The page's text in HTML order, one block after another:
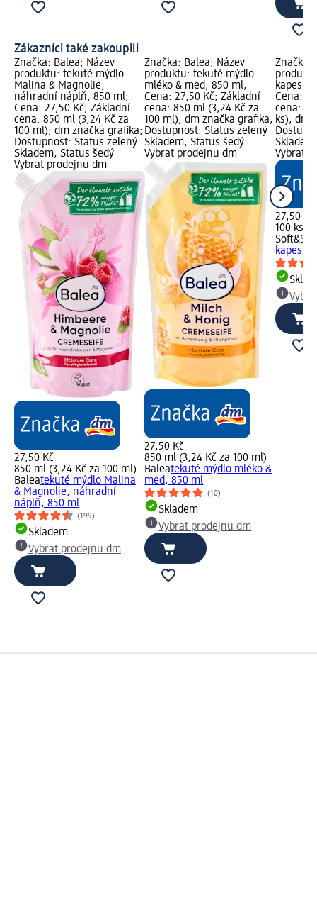
Zákazníci také zakoupili
Značka: Balea; Název
produktu: tekuté mýdlo
Malina & Magnolie,
náhradní náplň, 850 ml;
Cena: 27,50 Kč; Základní
cena: 850 ml (3,24 Kč za
100 ml); dm značka grafika;
Dostupnost: Status zelený
Skladem, Status šedý
Vybrat prodejnu dm
27,50 Kč
850 ml (3,24 Kč za 100 ml)
Baleatekuté mýdlo Malina
& Magnolie, náhradní
náplň, 850 ml
(199)
Skladem
Vybrat prodejnu dm
Značka: Balea; Název
produktu: tekuté mýdlo
mléko & med, 850 ml;
Cena: 27,50 Kč; Základní
cena: 850 ml (3,24 Kč za
100 ml); dm značka grafika;
Dostupnost: Status zelený
Skladem, Status šedý
Vybrat prodejnu dm
27,50 Kč
850 ml (3,24 Kč za 100 ml)
Baleatekuté mýdlo mléko &
med, 850 ml
(10)
Skladem
Vybrat prodejnu dm
Značka:
Cena:
cena:
ks); dm
Vybrat
27,50 Kč
100 ks